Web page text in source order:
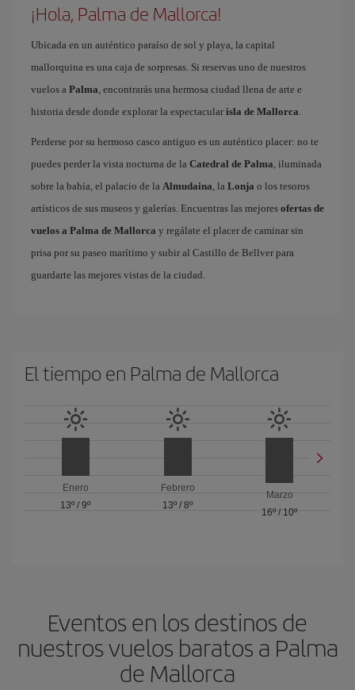
¡Hola, Palma de Mallorca!
Ubicada en un auténtico paraíso de sol y playa, la capital
mallorquina es una caja de sorpresas. Si reservas uno de nuestros
vuelos a Palma, encontrarás una hermosa ciudad llena de arte e
historia desde donde explorar la espectacular isla de Mallorca.
Perderse por su hermoso casco antiguo es un auténtico placer: no te
puedes perder la vista nocturna de la Catedral de Palma, iluminada
sobre la bahía, el palacio de la Almudaina, la Lonja o los tesoros
artísticos de sus museos y galerías. Encuentras las mejores ofertas de
vuelos a Palma de Mallorca y regálate el placer de caminar sin
prisa por su paseo marítimo y subir al Castillo de Bellver para
guardarte las mejores vistas de la ciudad.
El tiempo en Palma de Mallorca
Enero
13º /9º
Febrero
13º / 8º
Marzo
16º/ 10º
Eventos en los destinos de
nuestros vuelos baratos a Palma
de Mallorca